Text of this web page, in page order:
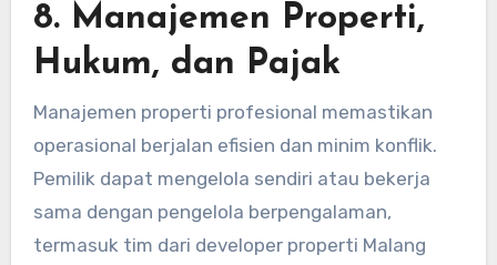
8. Manajemen Properti,
Hukum, dan Pajak
Manajemen properti profesional memastikan
operasional berjalan efisien dan minim konflik.
Pemilik dapat mengelola sendiri atau bekerja
sama dengan pengelola berpengalaman,
termasuk tim dari developer properti Malang